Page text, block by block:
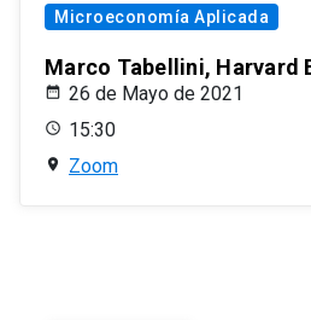
Microeconomía Aplicada
Marco Tabellini, Harvard
26 de Mayo de 2021
15:30
Zoom